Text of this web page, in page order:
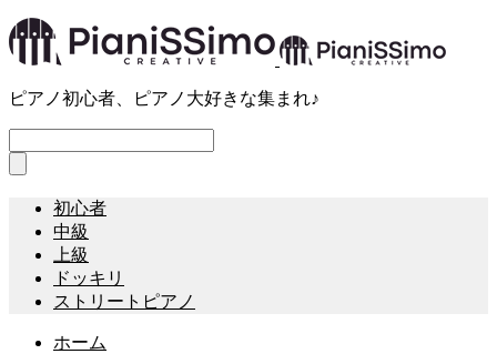
ピアノ初心者、ピアノ大好きな集まれ♪
初心者
中級
上級
ドッキリ
ストリートピアノ
ホーム